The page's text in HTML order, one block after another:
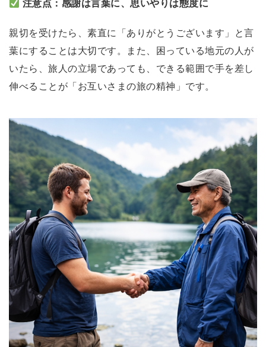
注意点：感謝は言葉に、思いやりは態度に
親切を受けたら、素直に「ありがとうございます」と言
葉にすることは大切です。また、困っている地元の人が
いたら、旅人の立場であっても、できる範囲で手を差し
伸べることが「お互いさまの旅の精神」です。